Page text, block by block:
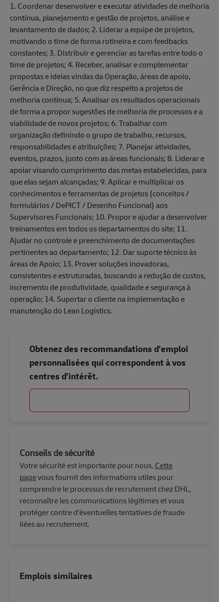
1. Coordenar desenvolver e executar atividades de melhoria
contínua, planejamento e gestão de projetos, análise e
levantamento de dados; 2. Liderar a equipe de projetos,
motivando o time de forma rotineira e com feedbacks
constantes; 3. Distribuir e gerenciar as tarefas entre todo o
time de projetos; 4. Receber, analisar e complementar
propostas e ideias vindas da Operação, áreas de apoio,
Gerência e Direção, no que diz respeito a projetos de
melhoria contínua; 5. Analisar os resultados operacionais
de forma a propor sugestões de melhoria de processos e a
viabilidade de novos projetos; 6. Trabalhar com
organização definindo o grupo de trabalho, recursos,
responsabilidades e atribuições; 7. Planejar atividades,
eventos, prazos, junto com as áreas funcionais; 8. Liderar e
apoiar visando cumprimento das metas estabelecidas, para
que elas sejam alcançadas; 9. Aplicar e multiplicar os
conhecimentos e ferramentas de projetos (conceitos /
formulários / DePICT / Desenho Funcional) aos
Supervisores Funcionais; 10. Propor e ajudar a desenvolver
treinamentos em todos os departamentos do site; 11.
Ajudar no controle e preenchimento de documentações
pertinentes ao departamento; 12. Dar suporte técnico às
áreas de Apoio; 13. Prover soluções inovadoras,
consistentes e estruturadas, buscando a redução de custos,
incremento de produtividade, qualidade e segurança à
operação; 14. Suportar o cliente na implementação e
manutenção do Lean Logistics.
Obtenez des recommandations d'emploi
personnalisées qui correspondent à vos
centres d'intérêt.
Conseils de sécurité
Votre sécurité est importante pour nous. Cette
pagevous fournit des informations utiles pour
comprendre le processus de recrutement chez DHL,
reconnaître les communications légitimes et vous
protéger contre d’éventuelles tentatives de fraude
liées au recrutement.
Emplois similaires